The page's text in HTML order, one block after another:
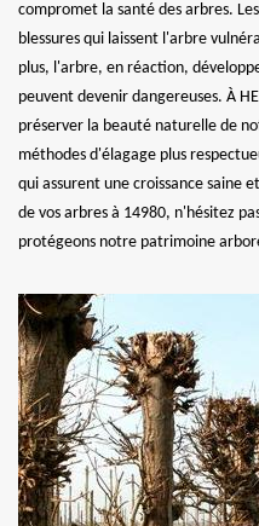
compromet la santé des arbres.
blessures qui laissent l'arbre
plus, l'arbre, en réaction,
peuvent devenir dangereuses. À
préserver la beauté naturelle de
méthodes d'élagage plus
qui assurent une croissance saine
de vos arbres à 14980, n'hésitez
protégeons notre patrimoine